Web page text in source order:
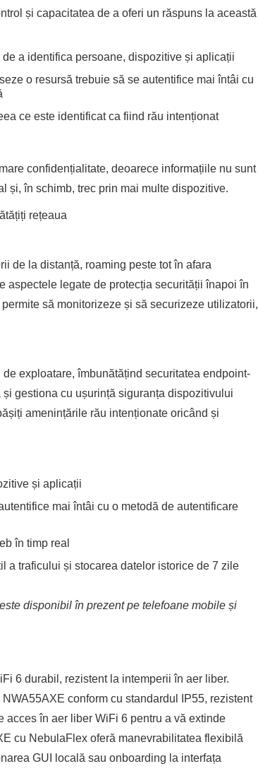
și capacitatea de a oferi un răspuns la această
a identifica persoane, dispozitive și aplicații
o resursă trebuie să se autentifice mai întâi cu
ce este identificat ca fiind rău intenționat
confidențialitate, deoarece informațiile nu sunt
și, în schimb, trec prin mai multe dispozitive.
rețeaua
de la distanță, roaming peste tot în afara
aspectele legate de protecția securității înapoi în
să monitorizeze și să securizeze utilizatorii,
exploatare, îmbunătățind securitatea endpoint-
gestiona cu ușurință siguranța dispozitivului
amenințările rău intenționate oricând și
și aplicații
mai întâi cu o metodă de autentificare
în timp real
a traficului și stocarea datelor istorice de 7 zile
disponibil în prezent pe telefoane mobile și
6 durabil, rezistent la intemperii în aer liber.
conform cu standardul IP55, rezistent
acces în aer liber WiFi 6 pentru a vă extinde
cu NebulaFlex oferă manevrabilitatea flexibilă
GUI locală sau onboarding la interfața